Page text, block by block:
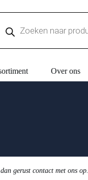
Over ons
gerust contact met ons op.